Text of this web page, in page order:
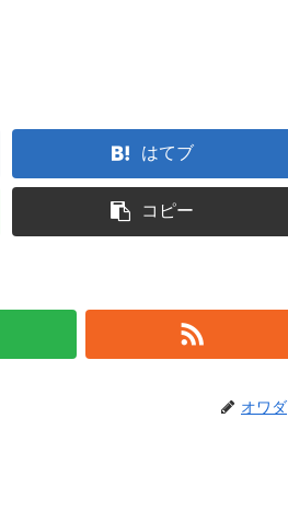
はてブ
コピー
オワダ